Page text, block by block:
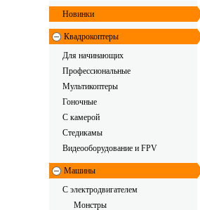
Новинки
Квадрокоптеры
Для начинающих
Профессиональные
Мультикоптеры
Гоночные
C камерой
Стедикамы
Видеооборудование и FPV
Машины
С электродвигателем
Монстры